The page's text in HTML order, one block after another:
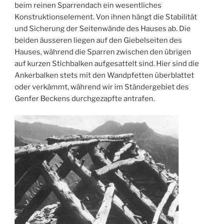
beim reinen Sparrendach ein wesentliches
Konstruktionselement. Von ihnen hängt die Stabilität
und Sicherung der Seitenwände des Hauses ab. Die
beiden äusseren liegen auf den Giebelseiten des
Hauses, während die Sparren zwischen den übrigen
auf kurzen Stichbalken aufgesattelt sind. Hier sind die
Ankerbalken stets mit den Wandpfetten überblattet
oder verkämmt, während wir im Ständergebiet des
Genfer Beckens durchgezapfte antrafen.